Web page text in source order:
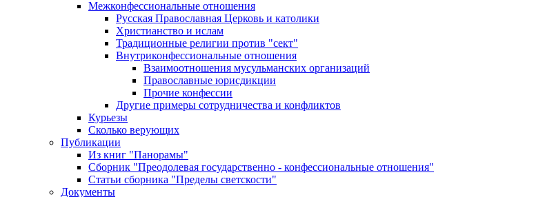
Межконфессиональные отношения
Русская Православная Церковь и католики
Христианство и ислам
Традиционные религии против "сект"
Внутриконфессиональные отношения
Взаимоотношения мусульманских организаций
Православные юрисдикции
Прочие конфессии
Другие примеры сотрудничества и конфликтов
Курьезы
Сколько верующих
Публикации
Из книг "Панорамы"
Сборник "Преодолевая государственно - конфессиональные отношения"
Статьи сборника "Пределы светскости"
Документы